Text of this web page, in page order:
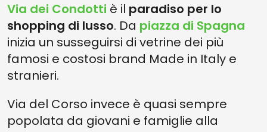
Via dei Condotti è il paradiso per lo
shopping di lusso. Da piazza di Spagna
inizia un susseguirsi di vetrine dei più
famosi e costosi brand Made in Italy e
stranieri.
Via del Corso invece è quasi sempre
popolata da giovani e famiglie alla